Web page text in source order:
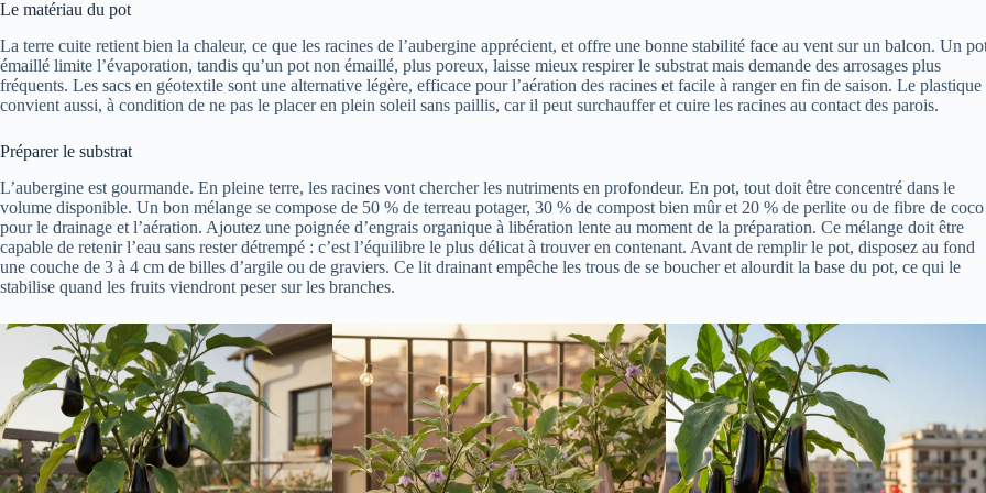
Le matériau du pot
La terre cuite retient bien la chaleur, ce que les racines de l’aubergine apprécient, et offre une bonne stabilité face au vent sur un balcon. Un
émaillé limite l’évaporation, tandis qu’un pot non émaillé, plus poreux, laisse mieux respirer le substrat mais demande des arrosages plus
fréquents. Les sacs en géotextile sont une alternative légère, efficace pour l’aération des racines et facile à ranger en fin de saison. Le plastique
convient aussi, à condition de ne pas le placer en plein soleil sans paillis, car il peut surchauffer et cuire les racines au contact des parois.
Préparer le substrat
L’aubergine est gourmande. En pleine terre, les racines vont chercher les nutriments en profondeur. En pot, tout doit être concentré dans le
volume disponible. Un bon mélange se compose de 50 % de terreau potager, 30 % de compost bien mûr et 20 % de perlite ou de fibre de coco
pour le drainage et l’aération. Ajoutez une poignée d’engrais organique à libération lente au moment de la préparation. Ce mélange doit être
capable de retenir l’eau sans rester détrempé : c’est l’équilibre le plus délicat à trouver en contenant. Avant de remplir le pot, disposez au fond
une couche de 3 à 4 cm de billes d’argile ou de graviers. Ce lit drainant empêche les trous de se boucher et alourdit la base du pot, ce qui le
stabilise quand les fruits viendront peser sur les branches.